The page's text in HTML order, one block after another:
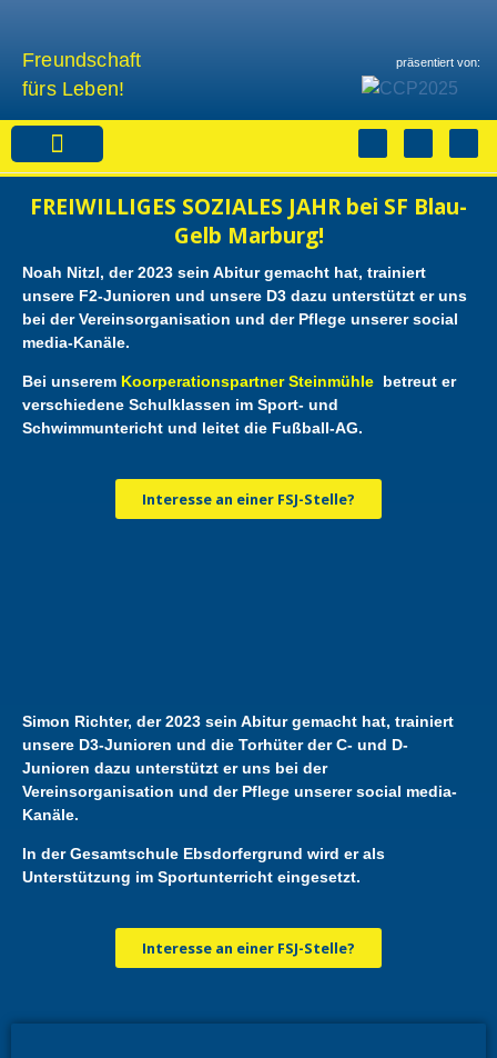
Freundschaft
fürs Leben!
präsentiert von:
FREIWILLIGES SOZIALES JAHR bei SF Blau-
Gelb Marburg!
Noah Nitzl, der 2023 sein Abitur gemacht hat, trainiert
unsere F2-Junioren und unsere D3 dazu unterstützt er uns
bei der Vereinsorganisation und der Pflege unserer social
media-Kanäle.
Bei unserem Koorperationspartner Steinmühle betreut er
verschiedene Schulklassen im Sport- und
Schwimmuntericht und leitet die Fußball-AG.
Interesse an einer FSJ-Stelle?
Simon Richter, der 2023 sein Abitur gemacht hat, trainiert
unsere D3-Junioren und die Torhüter der C- und D-
Junioren dazu unterstützt er uns bei der
Vereinsorganisation und der Pflege unserer social media-
Kanäle.
In der Gesamtschule Ebsdorfergrund wird er als
Unterstützung im Sportunterricht eingesetzt.
Interesse an einer FSJ-Stelle?